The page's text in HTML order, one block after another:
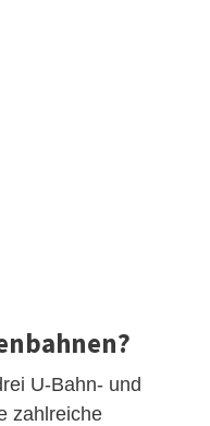
U-Bahn- und
zahlreiche